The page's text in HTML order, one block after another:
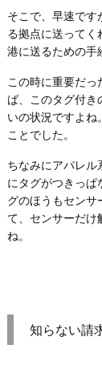
そこで、早速で
る拠点に送って
港に送るための手
この時に重要だ
ば、このタグ付き
いの状況ですよ
ことでした。
ちなみにアパレ
にタグがつきっぱ
グのほうもセン
て、センサーだ
ね。
知らない請